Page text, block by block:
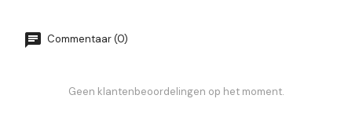
Commentaar (0)
Geen klantenbeoordelingen op het moment.